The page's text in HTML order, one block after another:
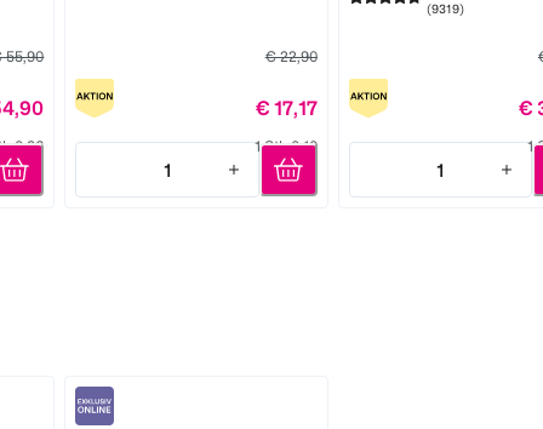
55,90
0,36
€ 22,90
€ 17,17
1 Stk 0,10
1
Quantity: 1
(9319)
€
1
1
Quantity: 1